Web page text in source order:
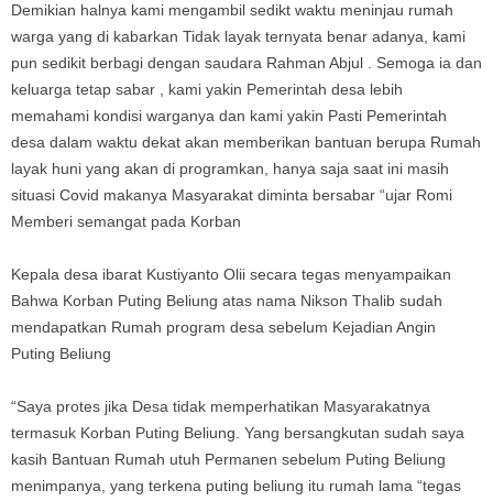
Demikian halnya kami mengambil sedikt waktu meninjau rumah
warga yang di kabarkan Tidak layak ternyata benar adanya, kami
pun sedikit berbagi dengan saudara Rahman Abjul . Semoga ia dan
keluarga tetap sabar , kami yakin Pemerintah desa lebih
memahami kondisi warganya dan kami yakin Pasti Pemerintah
desa dalam waktu dekat akan memberikan bantuan berupa Rumah
layak huni yang akan di programkan, hanya saja saat ini masih
situasi Covid makanya Masyarakat diminta bersabar “ujar Romi
Memberi semangat pada Korban
Kepala desa ibarat Kustiyanto Olii secara tegas menyampaikan
Bahwa Korban Puting Beliung atas nama Nikson Thalib sudah
mendapatkan Rumah program desa sebelum Kejadian Angin
Puting Beliung
“Saya protes jika Desa tidak memperhatikan Masyarakatnya
termasuk Korban Puting Beliung. Yang bersangkutan sudah saya
kasih Bantuan Rumah utuh Permanen sebelum Puting Beliung
menimpanya, yang terkena puting beliung itu rumah lama “tegas